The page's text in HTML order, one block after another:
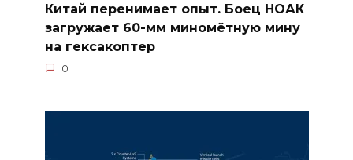
Китай перенимает опыт. Боец НОАК
загружает 60-мм миномётную мину
на гексакоптер
0